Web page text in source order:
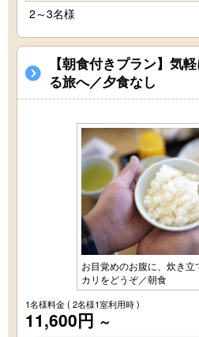
2～3名様
【朝食付きプラン】気
る旅へ／夕食なし
お目覚めのお腹に、炊き立
カリをどうぞ／朝食
1名様料金( 2名様1室利用時 )
11,600円 ～